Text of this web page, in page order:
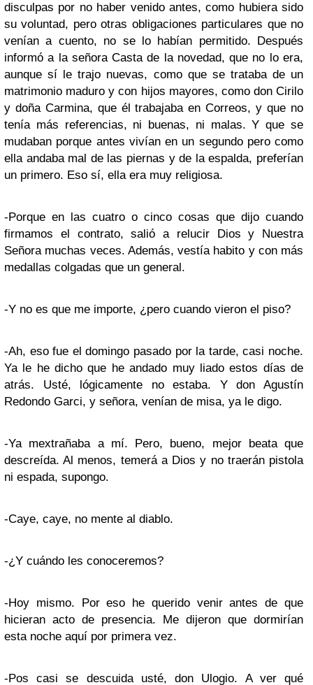
disculpas por no haber venido antes, como hubiera sido
su voluntad, pero otras obligaciones particulares que no
venían a cuento, no se lo habían permitido. Después
informó a la señora Casta de la novedad, que no lo era,
aunque sí le trajo nuevas, como que se trataba de un
matrimonio maduro y con hijos mayores, como don Cirilo
y doña Carmina, que él trabajaba en Correos, y que no
tenía más referencias, ni buenas, ni malas. Y que se
mudaban porque antes vivían en un segundo pero como
ella andaba mal de las piernas y de la espalda, preferían
un primero. Eso sí, ella era muy religiosa.
-Porque en las cuatro o cinco cosas que dijo cuando
firmamos el contrato, salió a relucir Dios y Nuestra
Señora muchas veces. Además, vestía habito y con más
medallas colgadas que un general.
-Y no es que me importe, ¿pero cuando vieron el piso?
-Ah, eso fue el domingo pasado por la tarde, casi noche.
Ya le he dicho que he andado muy liado estos días de
atrás. Usté, lógicamente no estaba. Y don Agustín
Redondo Garci, y señora, venían de misa, ya le digo.
-Ya mextrañaba a mí. Pero, bueno, mejor beata que
descreída. Al menos, temerá a Dios y no traerán pistola
ni espada, supongo.
-Caye, caye, no mente al diablo.
-¿Y cuándo les conoceremos?
-Hoy mismo. Por eso he querido venir antes de que
hicieran acto de presencia. Me dijeron que dormirían
esta noche aquí por primera vez.
-Pos casi se descuida usté, don Ulogio. A ver qué